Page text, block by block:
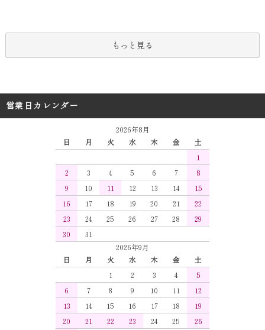
もっと見る
営業日カレンダー
2026年8月
日
月 火 水 木 金
土
1
2
3 4 5 6 7
8
9
10 11 12 13 14
15
16
17 18 19 20 21
22
23
24 25 26 27 28
29
30
31
2026年9月
日
月 火 水 木 金
土
1
2 3 4
5
6
7 8 9 10 11
12
13
14 15 16 17 18
19
20
21 22 23 24 25
26